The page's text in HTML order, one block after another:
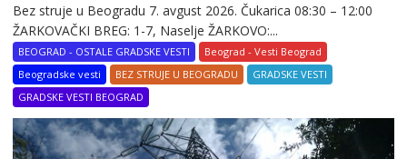
Bez struje u Beogradu 7. avgust 2026. Čukarica 08:30 – 12:00
ŽARKOVAČKI BREG: 1-7, Naselje ŽARKOVO:...
BEOGRAD - OSTALE GRADSKE VESTI
Beograd - Vesti Beograd
Beogradske vesti
BEZ STRUJE U BEOGRADU
GRADSKE VESTI
GRADSKE VESTI BEOGRAD